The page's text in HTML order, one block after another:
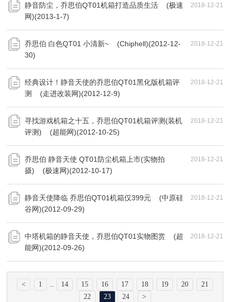
2018-12-21
静音防尘，乔思伯QT01机箱打造品质生活 (极速
网)(2013-1-7)
2018-12-21
乔思伯 白色QT01 小清新~ (Chiphell)(2012-12-
30)
2018-12-21
经典设计！静音天使的乔思伯QT01黑化版机箱评
测 (走进改装网)(2012-12-9)
2018-12-21
寻找游戏机箱之十五，乔思伯QT01机箱评测(装机
评测) (超能网)(2012-10-25)
2018-12-21
乔思伯 静音天使 QT01防尘机箱上市(实物拍
摄) (极速网)(2012-10-17)
2018-12-21
静音天使降临 乔思伯QT01机箱仅399元 (中原硅
谷网)(2012-09-29)
2018-12-21
中塔机箱的静音天使，乔思伯QT01实物图赏 (超
能网)(2012-09-26)
< 1 ... 14 15 16 17 18 19 20
21
22
23 24 >